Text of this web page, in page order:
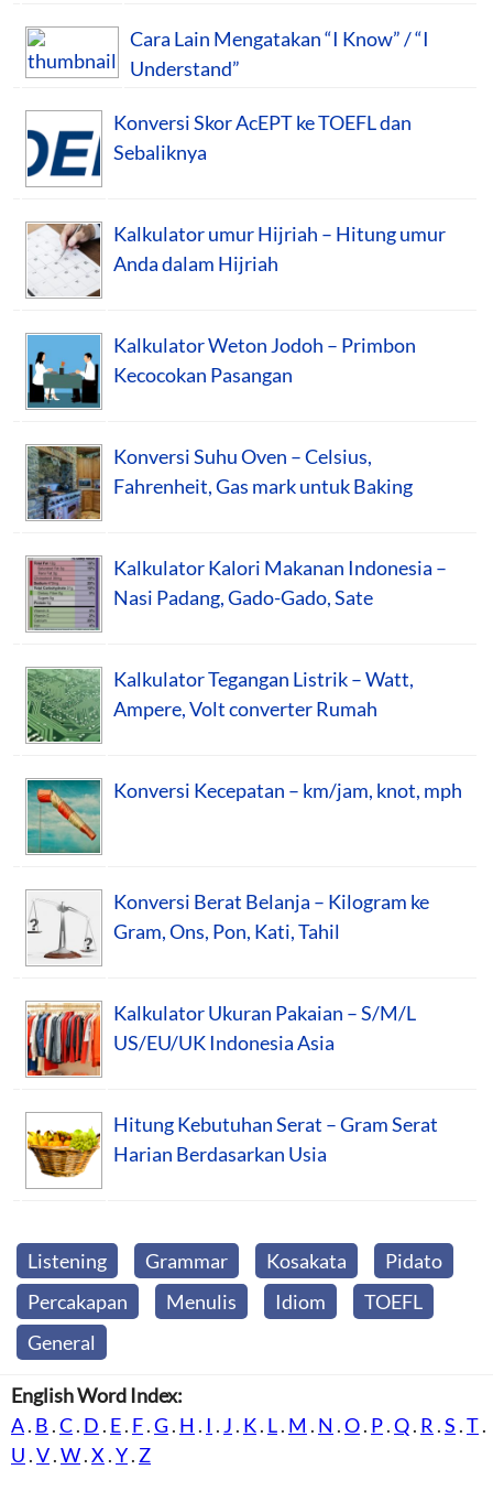
Cara Lain Mengatakan “I Know” / “I
Understand”
Konversi Skor AcEPT ke TOEFL dan
Sebaliknya
Kalkulator umur Hijriah – Hitung umur
Anda dalam Hijriah
Kalkulator Weton Jodoh – Primbon
Kecocokan Pasangan
Konversi Suhu Oven – Celsius,
Fahrenheit, Gas mark untuk Baking
Kalkulator Kalori Makanan Indonesia –
Nasi Padang, Gado-Gado, Sate
Kalkulator Tegangan Listrik – Watt,
Ampere, Volt converter Rumah
Konversi Kecepatan – km/jam, knot, mph
Konversi Berat Belanja – Kilogram ke
Gram, Ons, Pon, Kati, Tahil
Kalkulator Ukuran Pakaian – S/M/L
US/EU/UK Indonesia Asia
Hitung Kebutuhan Serat – Gram Serat
Harian Berdasarkan Usia
Listening Grammar Kosakata
Pidato
Percakapan
Menulis Idiom
TOEFL
General
English Word Index:
A. B .C. D . E. F.G. H . I . J . K. L. M . N .O. P.Q. R .S .T.
U .V.W.X .Y. Z